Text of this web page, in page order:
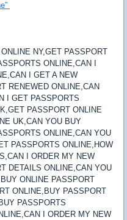
NY,GET PASSPORT
ONLINE,CAN I
I GET A NEW
RENEWED ONLINE,CAN
I GET PASSPORTS
PASSPORT ONLINE
UK,CAN YOU BUY
ONLINE,CAN YOU
PASSPORTS ONLINE,HOW
I ORDER MY NEW
DETAILS ONLINE,CAN YOU
ONLINE PASSPORT
ONLINE,BUY PASSPORT
PASSPORTS
I ORDER MY NEW